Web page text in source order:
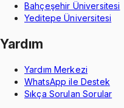
Bahçeşehir Üniversitesi
Yeditepe Üniversitesi
Yardım
Yardım Merkezi
WhatsApp ile Destek
Sıkça Sorulan Sorular